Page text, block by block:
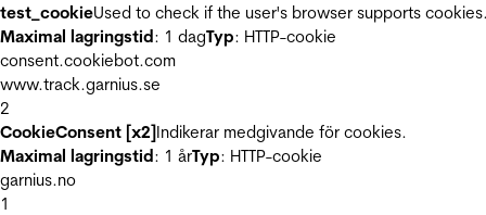
test_cookieUsed to check if the user's browser supports
Maximal lagringstid: 1 dagTyp: HTTP-cookie
consent.cookiebot.com
www.track.garnius.se
2
CookieConsent [x2]Indikerar medgivande för cookies.
Maximal lagringstid: 1 årTyp: HTTP-cookie
garnius.no
1